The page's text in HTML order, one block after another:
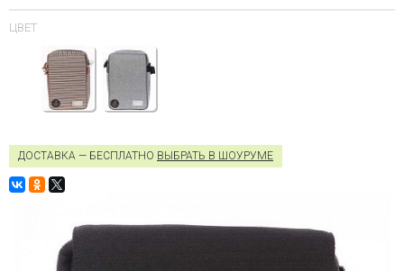
ЦВЕТ
ДОСТАВКА — БЕСПЛАТНО ВЫБРАТЬ В ШОУРУМЕ